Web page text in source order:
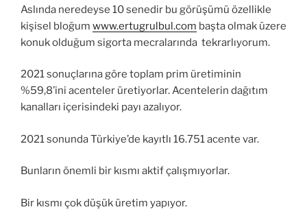
Aslında neredeyse 10 senedir bu görüşümü özellikle
kişisel bloğum www.ertugrulbul.com başta olmak üzere
konuk olduğum sigorta mecralarında tekrarlıyorum.
2021 sonuçlarına göre toplam prim üretiminin
%59,8’ini acenteler üretiyorlar. Acentelerin dağıtım
kanalları içerisindeki payı azalıyor.
2021 sonunda Türkiye’de kayıtlı 16.751 acente var.
Bunların önemli bir kısmı aktif çalışmıyorlar.
Bir kısmı çok düşük üretim yapıyor.